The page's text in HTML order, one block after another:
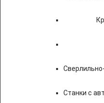
Станки с